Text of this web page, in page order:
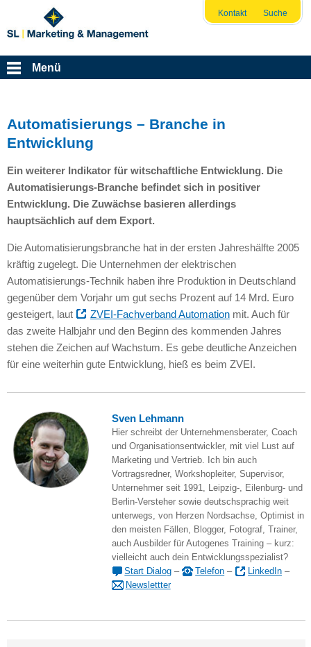
Kontakt Suche
Menü
Automatisierungs – Branche in
Entwicklung
Ein weiterer Indikator für witschaftliche Entwicklung. Die
Automatisierungs-Branche befindet sich in positiver
Entwicklung. Die Zuwächse basieren allerdings
hauptsächlich auf dem Export.
Die Automatisierungsbranche hat in der ersten Jahreshälfte 2005
kräftig zugelegt. Die Unternehmen der elektrischen
Automatisierungs-Technik haben ihre Produktion in Deutschland
gegenüber dem Vorjahr um gut sechs Prozent auf 14 Mrd. Euro
gesteigert, laut
ZVEI-Fachverband Automationmit. Auch für
das zweite Halbjahr und den Beginn des kommenden Jahres
stehen die Zeichen auf Wachstum. Es gebe deutliche Anzeichen
für eine weiterhin gute Entwicklung, hieß es beim ZVEI.
Sven Lehmann
Hier schreibt der Unternehmensberater, Coach
und Organisationsentwickler, mit viel Lust auf
Marketing und Vertrieb. Ich bin auch
Vortragsredner, Workshopleiter, Supervisor,
Unternehmer seit 1991, Leipzig-, Eilenburg- und
Berlin-Versteher sowie deutschsprachig weit
unterwegs, von Herzen Nordsachse, Optimist in
den meisten Fällen, Blogger, Fotograf, Trainer,
auch Ausbilder für Autogenes Training – kurz:
vielleicht auch dein Entwicklungsspezialist?
Start Dialog – Telefon – LinkedIn –
Newslettter